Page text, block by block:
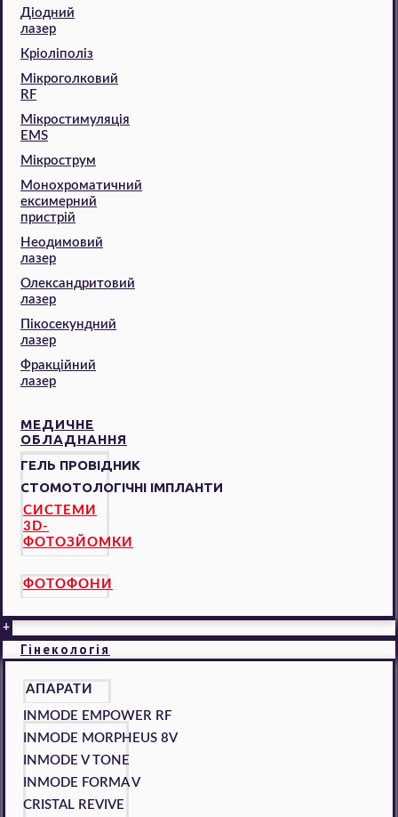
Діодний
лазер
Кріоліполіз
Мікроголковий
RF
Мікростимуляція
EMS
Мікрострум
Монохроматичний
ексимерний
пристрій
Неодимовий
лазер
Олександритовий
лазер
Пікосекундний
лазер
Фракційний
лазер
МЕДИЧНЕ
ОБЛАДНАННЯ
ГЕЛЬ ПРОВІДНИК
СТОМОТОЛОГІЧНІ ІМПЛАНТИ
СИСТЕМИ
3D-
ФОТОЗЙОМКИ
ФОТОФОНИ
+
Гінекологія
АПАРАТИ
INMODE EMPOWER RF
INMODE MORPHEUS 8V
INMODE V TONE
INMODE FORMA V
CRISTAL REVIVE